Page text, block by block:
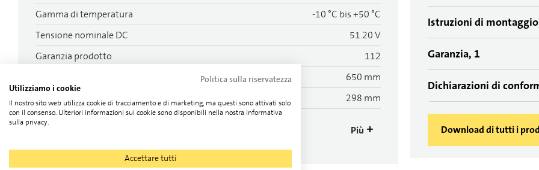
Gamma di temperatura
-10 °C bis +50 °C
Tensione nominale DC
51.20 V
Garanzia prodotto
112
650 mm
Larghezza
298 mm
Più
Istruzioni di
Garanzia, 1
Dichiarazioni di
Download di tutti i
Politica sulla riservatezza
Utilizziamo i cookie
Il nostro sito web utilizza cookie di tracciamento e di marketing, ma questi sono attivati solo
con il consenso. Ulteriori informazioni sui cookie sono disponibili nella nostra informativa
sulla privacy.
Accettare tutti